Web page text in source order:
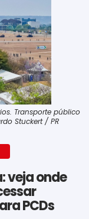
Transporte público
Stuckert / PR
veja onde
PCDs